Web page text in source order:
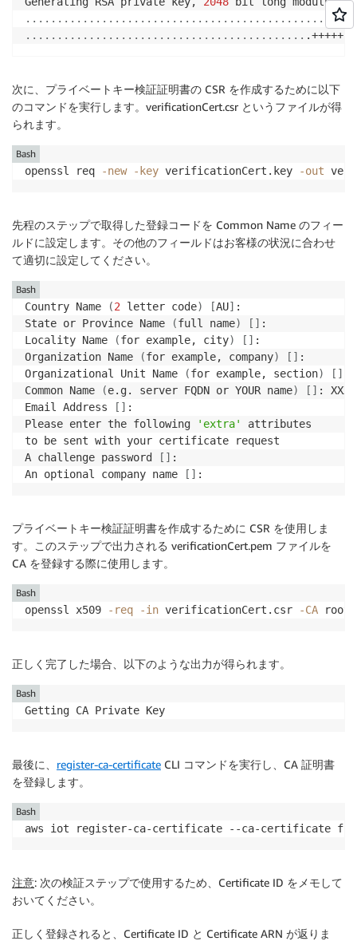
.. .. .. .. .. .. .. .. .. .. .. .. .. .. .. .. .. .. .. .. .. .. .. .. ....
.. .. .. .. .. .. .. .. .. .. .. .. .. .. .. .. .. .. .. .. .. .. .+++++
次に、プライベートキー検証証明書の CSR を作成するために以下
のコマンドを実行します。verificationCert.csr というファイルが得
られます。
openssl req -new -key verificationCert.key -out
Bash
先程のステップで取得した登録コードを Common Name のフィー
ルドに設定します。その他のフィールドはお客様の状況に合わせ
て適切に設定してください。
Country Name (2 letter code) [AU] :
State or Province Name
(full name) [ ] :
Locality Name
(for example, city) [ ] :
Organization Name
(for example, company) [ ] :
Organizational Unit Name
(for example, section) [ ]
Common Name
(e.g. server FQDN or YOUR name) [ ] :
Email Address
[ ] :
Please enter the following
'extra'
attributes
to be sent with your certificate request
A challenge password
[ ] :
An optional company name
[ ] :
Bash
プライベートキー検証証明書を作成するために CSR を使用しま
す。このステップで出力される verificationCert.pem ファイルを
CA を登録する際に使用します。
openssl x509 -req -in verificationCert.csr -CA
Bash
正しく完了した場合、以下のような出力が得られます。
Getting CA Private Key
Bash
最後に、 register-ca-certificate CLI コマンドを実行し、CA 証明書
を登録します。
aws iot register-ca-certificate --ca-certificate
Bash
注意: 次の検証ステップで使用するため、Certificate ID をメモして
おいてください。
正しく登録されると、Certificate ID と Certificate ARN が返りま